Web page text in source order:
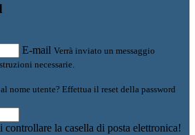
E-mail Verrà inviato un messaggio
necessarie.
nome utente? Effettua il reset della password
la casella di posta elettronica!